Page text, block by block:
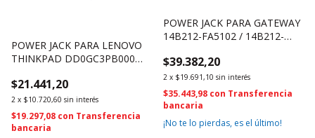
POWER JACK PARA LENOVO
THINKPAD DD0GC3PB000
$21.441,20
2 x $10.720,60 sin interés
$19.297,08 con Transferencia
bancaria
POWER JACK PARA GATEWAY
14B212-FA5102 / 14B212-
$39.382,20
2 x $19.691,10 sin interés
$35.443,98 con Transferencia
bancaria
¡No te lo pierdas, es el último!